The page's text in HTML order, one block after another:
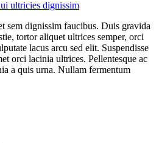
sem dignissim faucibus. Duis gravida
tortor aliquet ultrices semper, orci
lacus arcu sed elit. Suspendisse
orci lacinia ultrices. Pellentesque ac
a quis urna. Nullam fermentum